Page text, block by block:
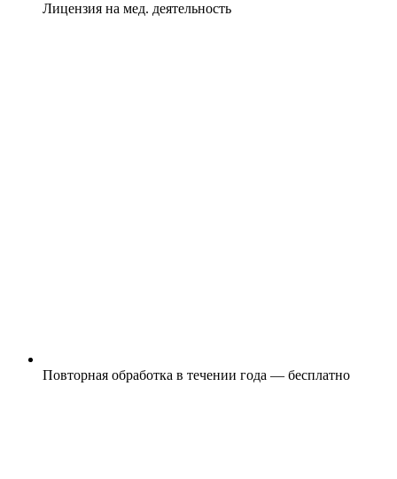
Лицензия на мед. деятельность
Повторная обработка в течении года — бесплатно